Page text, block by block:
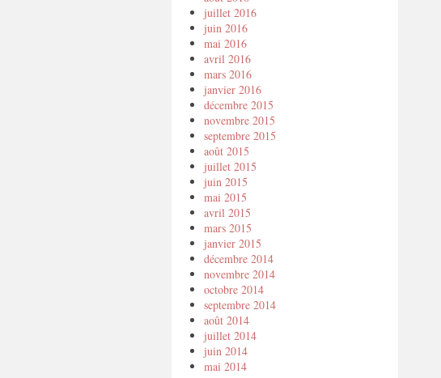
juillet 2016
juin 2016
mai 2016
avril 2016
mars 2016
janvier 2016
décembre 2015
novembre 2015
septembre 2015
août 2015
juillet 2015
juin 2015
mai 2015
avril 2015
mars 2015
janvier 2015
décembre 2014
novembre 2014
octobre 2014
septembre 2014
août 2014
juillet 2014
juin 2014
mai 2014